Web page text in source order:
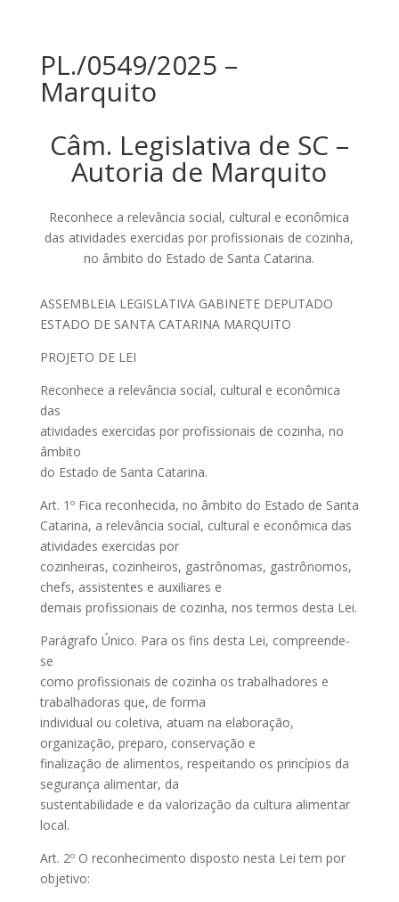
PL./0549/2025 –
Marquito
Câm. Legislativa de SC –
Autoria de Marquito
Reconhece a relevância social, cultural e econômica
das atividades exercidas por profissionais de cozinha,
no âmbito do Estado de Santa Catarina.
ASSEMBLEIA LEGISLATIVA GABINETE DEPUTADO
ESTADO DE SANTA CATARINA MARQUITO
PROJETO DE LEI
Reconhece a relevância social, cultural e econômica
das
atividades exercidas por profissionais de cozinha, no
âmbito
do Estado de Santa Catarina.
Art. 1º Fica reconhecida, no âmbito do Estado de Santa
Catarina, a relevância social, cultural e econômica das
atividades exercidas por
cozinheiras, cozinheiros, gastrônomas, gastrônomos,
chefs, assistentes e auxiliares e
demais profissionais de cozinha, nos termos desta Lei.
Parágrafo Único. Para os fins desta Lei, compreende-
se
como profissionais de cozinha os trabalhadores e
trabalhadoras que, de forma
individual ou coletiva, atuam na elaboração,
organização, preparo, conservação e
finalização de alimentos, respeitando os princípios da
segurança alimentar, da
sustentabilidade e da valorização da cultura alimentar
local.
Art. 2º O reconhecimento disposto nesta Lei tem por
objetivo: